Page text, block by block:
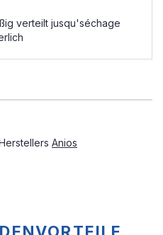
verteilt jusqu'séchage
Anios